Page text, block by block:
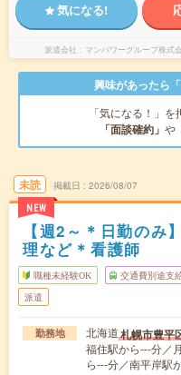
気になる!
派遣会社 マンパワーグループ株
興味があったら
「気になる！」
「面談確約」 や
未読
NEW
掲載日 2026/08/07
【週2～＊日勤のみ
理など＊看護師
職種未経験OK 交通費別途支
派遣
勤務地 北海道札幌市豊平
福住駅から---分／
ら---分／南平岸駅